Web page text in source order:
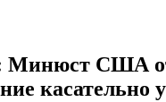
Минюст США
касательно